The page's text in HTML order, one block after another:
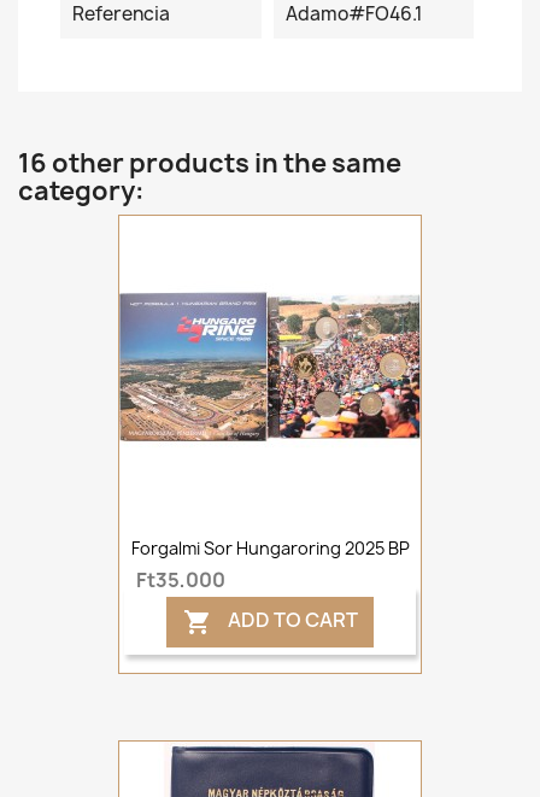
Referencia Adamo#FO46.1
16 other products in the same
category:
Forgalmi Sor Hungaroring 2025 BP
Ft35,000
 ADD TO CART